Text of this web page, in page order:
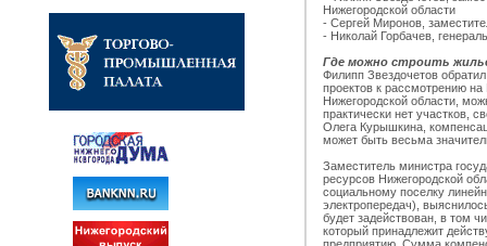
Нижегородской области
- Сергей Миронов,
- Николай Горбачев,
Где можно строить
Филипп Звездочетов
проектов к рассмотрению
Нижегородской области,
практически нет участков,
Олега Курышкина,
может быть весьма
Заместитель министра
ресурсов Нижегородской
социальному поселку
электропередач),
будет задействован, в том
который принадлежит